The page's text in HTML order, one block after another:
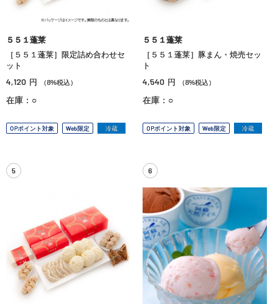
５５１蓬莱
［５５１蓬莱］限定詰め合わせセ
ット
4,120 円 （8%税込）
在庫：○
OPポイント対象 Web限定 冷蔵
５５１蓬莱
［５５１蓬莱］豚まん・焼売セッ
ト
4,540 円 （8%税込）
在庫：○
OPポイント対象 Web限定 冷蔵
5 6